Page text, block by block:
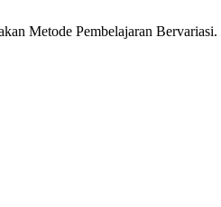
Metode Pembelajaran Bervariasi.